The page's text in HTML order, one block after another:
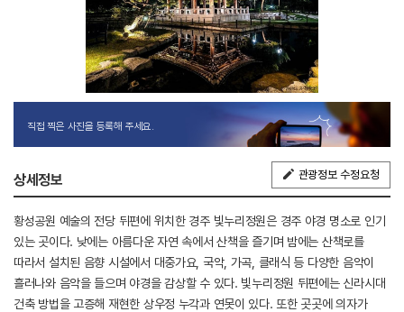
직접 찍은 사진을 등록해 주세요.
상세정보 관광정보 수정요청
황성공원 예술의 전당 뒤편에 위치한 경주 빛누리정원은 경주 야경 명소로 인기
있는 곳이다. 낮에는 아름다운 자연 속에서 산책을 즐기며 밤에는 산책로를
따라서 설치된 음향 시설에서 대중가요, 국악, 가곡, 클래식 등 다양한 음악이
흘러나와 음악을 들으며 야경을 감상할 수 있다. 빛누리정원 뒤편에는 신라시대
건축 방법을 고증해 재현한 상우정 누각과 연못이 있다. 또한 곳곳에 의자가